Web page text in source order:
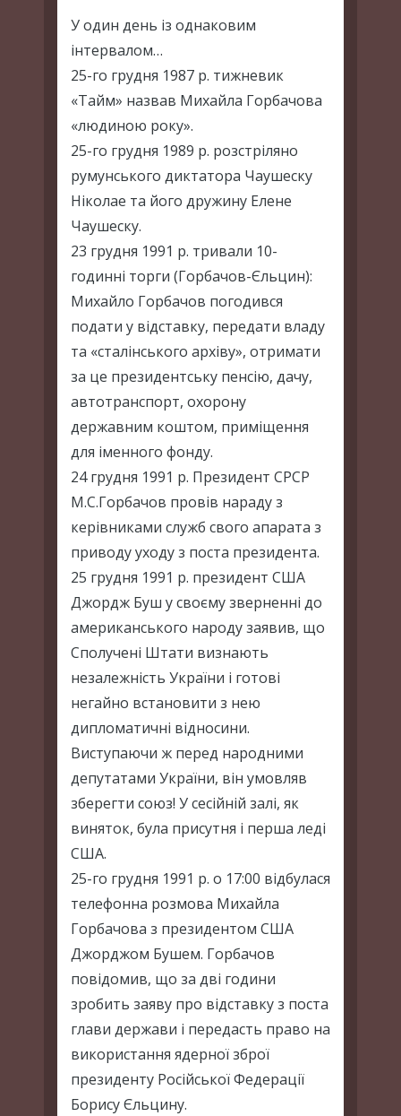
У один день із однаковим
інтервалом…
25-го грудня 1987 р. тижневик
«Тайм» назвав Михайла Горбачова
«людиною року».
25-го грудня 1989 р. розстріляно
румунського диктатора Чаушеску
Ніколае та його дружину Елене
Чаушеску.
23 грудня 1991 р. тривали 10-
годинні торги (Горбачов-Єльцин):
Михайло Горбачов погодився
подати у відставку, передати владу
та «сталінського архіву», отримати
за це президентську пенсію, дачу,
автотранспорт, охорону
державним коштом, приміщення
для іменного фонду.
24 грудня 1991 р. Президент СРСР
М.С.Горбачов провів нараду з
керівниками служб свого апарата з
приводу уходу з поста президента.
25 грудня 1991 р. президент США
Джордж Буш у своєму зверненні до
американського народу заявив, що
Сполучені Штати визнають
незалежність України і готові
негайно встановити з нею
дипломатичні відносини.
Виступаючи ж перед народними
депутатами України, він умовляв
зберегти союз! У сесійній залі, як
виняток, була присутня і перша леді
США.
25-го грудня 1991 р. о 17:00 відбулася
телефонна розмова Михайла
Горбачова з президентом США
Джорджом Бушем. Горбачов
повідомив, що за дві години
зробить заяву про відставку з поста
глави держави і передасть право на
використання ядерної зброї
президенту Російської Федерації
Борису Єльцину.